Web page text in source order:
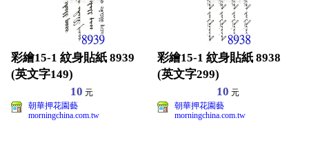
彩繪15-1 紋身貼紙 8939
(英文字149)
10 元
朝華押花園藝
morningchina.com.tw
彩繪15-1 紋身貼紙 8938
(英文字299)
10 元
朝華押花園藝
morningchina.com.tw